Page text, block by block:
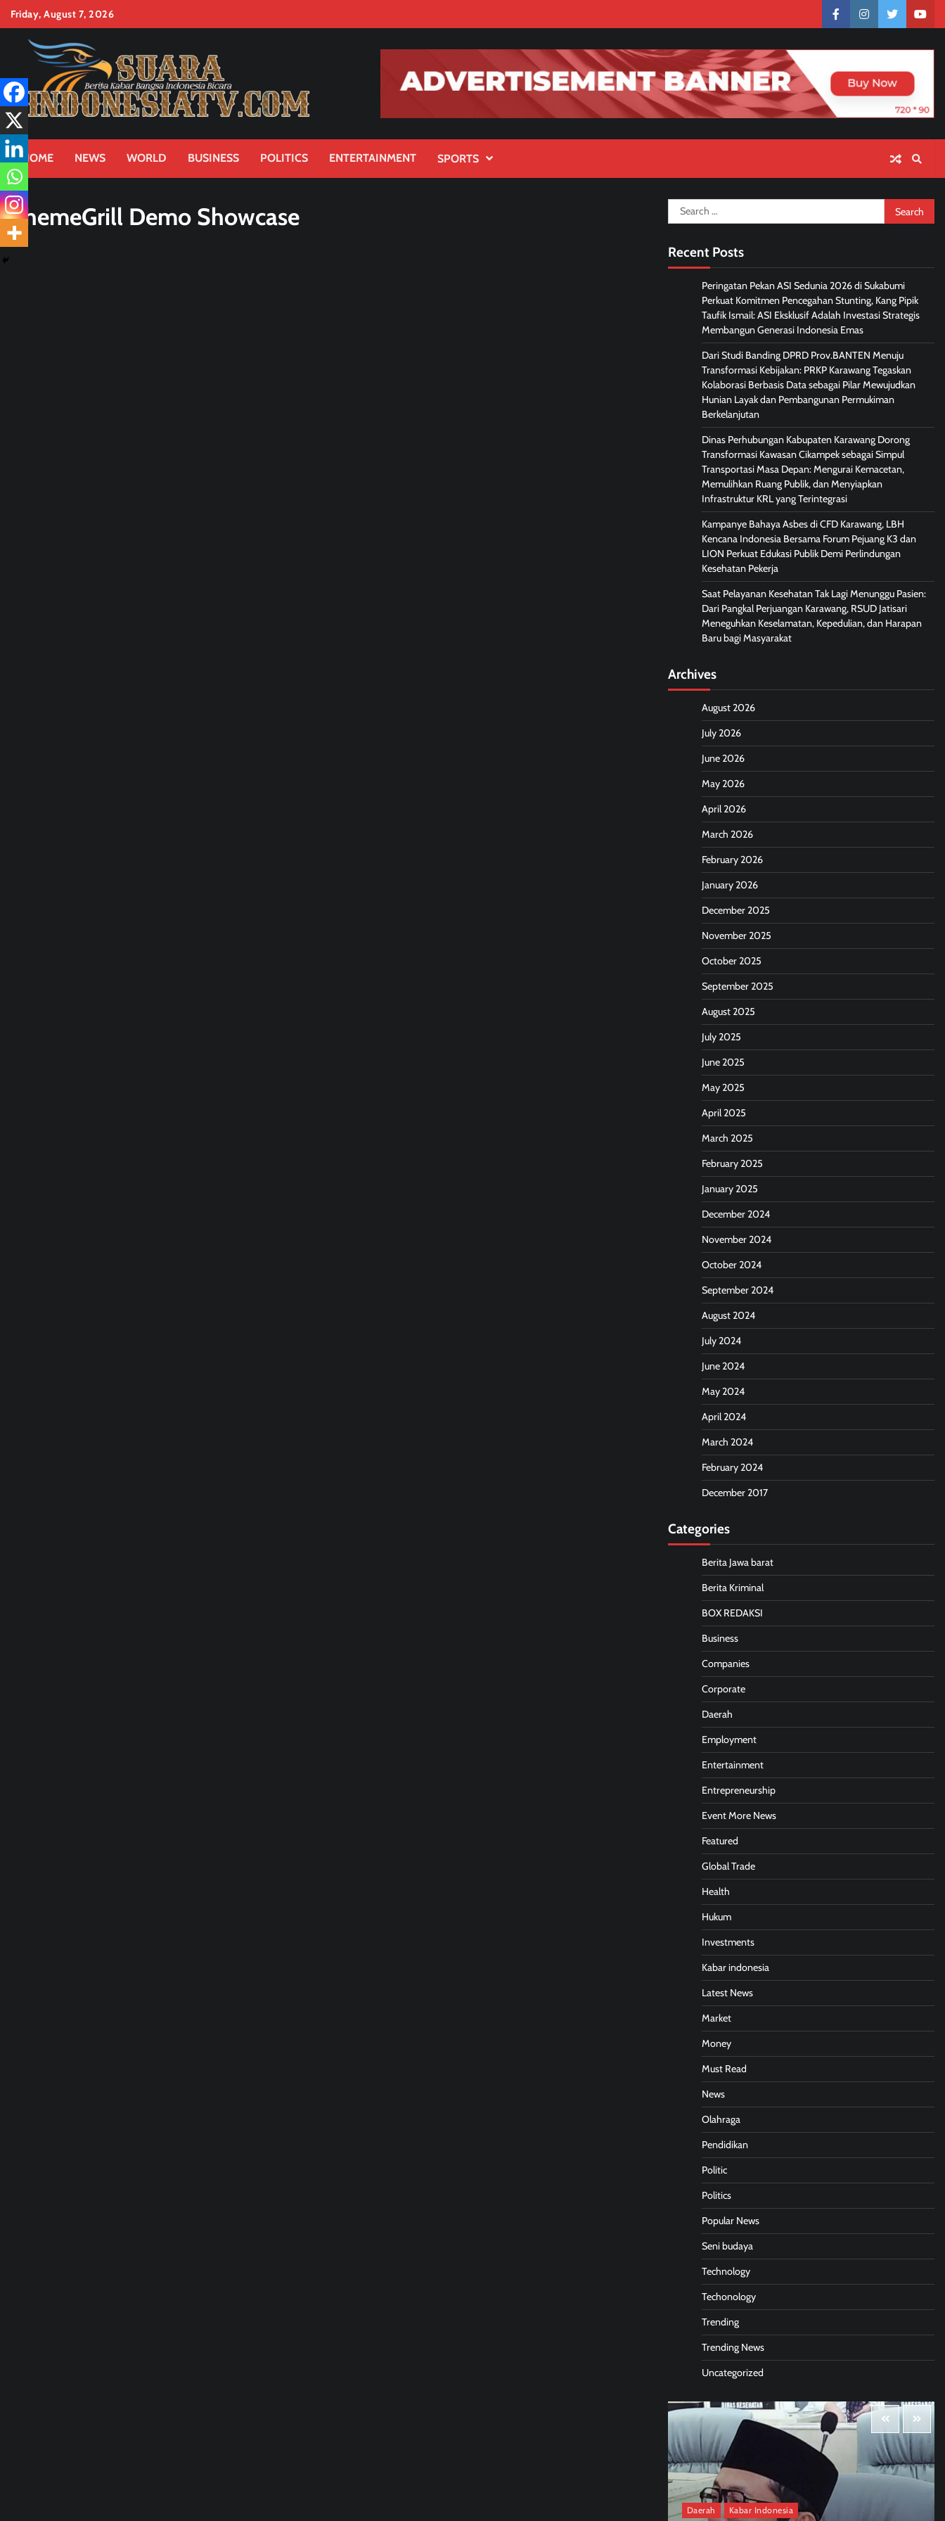
Skip
content
Friday, August 7, 2026
facebookinstagramtwitter
HOME NEWS WORLD BUSINESS POLITICS ENTERTAINMENT SPORTS
ThemeGrill Demo Showcase
Search
for:
Recent Posts
Peringatan Pekan ASI Sedunia 2026 di Sukabumi
Perkuat Komitmen Pencegahan Stunting, Kang Pipik
Taufik Ismail: ASI Eksklusif Adalah Investasi Strategis
Membangun Generasi Indonesia Emas
Dari Studi Banding DPRD Prov.BANTEN Menuju
Transformasi Kebijakan: PRKP Karawang Tegaskan
Kolaborasi Berbasis Data sebagai Pilar Mewujudkan
Hunian Layak dan Pembangunan Permukiman
Berkelanjutan
Dinas Perhubungan Kabupaten Karawang Dorong
Transformasi Kawasan Cikampek sebagai Simpul
Transportasi Masa Depan: Mengurai Kemacetan,
Memulihkan Ruang Publik, dan Menyiapkan
Infrastruktur KRL yang Terintegrasi
Kampanye Bahaya Asbes di CFD Karawang, LBH
Kencana Indonesia Bersama Forum Pejuang K3 dan
LION Perkuat Edukasi Publik Demi Perlindungan
Kesehatan Pekerja
Saat Pelayanan Kesehatan Tak Lagi Menunggu Pasien:
Dari Pangkal Perjuangan Karawang, RSUD Jatisari
Meneguhkan Keselamatan, Kepedulian, dan Harapan
Baru bagi Masyarakat
Archives
August 2026
July 2026
June 2026
May 2026
April 2026
March 2026
February 2026
January 2026
December 2025
November 2025
October 2025
September 2025
August 2025
July 2025
June 2025
May 2025
April 2025
March 2025
February 2025
January 2025
December 2024
November 2024
October 2024
September 2024
August 2024
July 2024
June 2024
May 2024
April 2024
March 2024
February 2024
December 2017
Categories
Berita Jawa barat
Berita Kriminal
BOX REDAKSI
Business
Companies
Corporate
Daerah
Employment
Entertainment
Entrepreneurship
Event More News
Featured
Global Trade
Health
Hukum
Investments
Kabar indonesia
Latest News
Market
Money
Must Read
News
Olahraga
Pendidikan
Politic
Politics
Popular News
Seni budaya
Technology
Techonology
Trending
Trending News
Uncategorized
Daerah Kabar Indonesia